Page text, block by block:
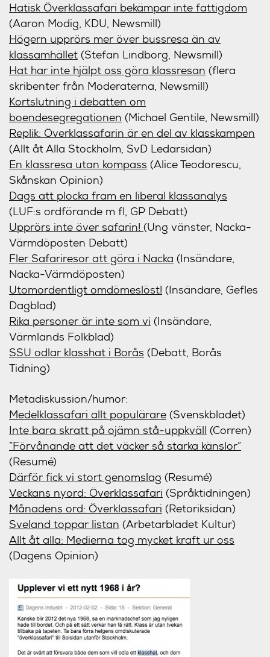
Hatisk Överklassafari bekämpar inte fattigdom
(Aaron Modig, KDU, Newsmill)
Högern upprörs mer över bussresa än av
klassamhället (Stefan Lindborg, Newsmill)
Hat har inte hjälpt oss göra klassresan (flera
skribenter från Moderaterna, Newsmill)
Kortslutning i debatten om
boendesegregationen (Michael Gentile, Newsmill)
Replik: Överklassafarin är en del av klasskampen
(Allt åt Alla Stockholm, SvD Ledarsidan)
En klassresa utan kompass (Alice Teodorescu,
Skånskan Opinion)
Dags att plocka fram en liberal klassanalys
(LUF:s ordförande m fl, GP Debatt)
Upprörs inte över safarin! (Ung vänster, Nacka-
Värmdöposten Debatt)
Fler Safariresor att göra i Nacka (Insändare,
Nacka-Värmdöposten)
Utomordentligt omdömeslöst! (Insändare, Gefles
Dagblad)
Rika personer är inte som vi (Insändare,
Värmlands Folkblad)
SSU odlar klasshat i Borås (Debatt, Borås
Tidning)
Metadiskussion/humor:
Medelklassafari allt populärare (Svenskbladet)
Inte bara skratt på ojämn stå-uppkväll (Corren)
”Förvånande att det väcker så starka känslor”
(Resumé)
Därför fick vi stort genomslag (Resumé)
Veckans nyord: Överklassafari (Språktidningen)
Månadens ord: Överklassafari (Retoriksidan)
Sveland toppar listan (Arbetarbladet Kultur)
Allt åt alla: Medierna tog mycket kraft ur oss
(Dagens Opinion)